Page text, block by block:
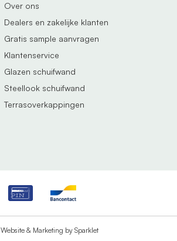
Over ons
Dealers en zakelijke klanten
Gratis sample aanvragen
Klantenservice
Glazen schuifwand
Steellook schuifwand
Terrasoverkappingen
Website & Marketing by Sparklet